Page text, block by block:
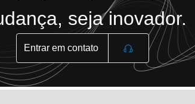
seja inovador.
Entrar em contato